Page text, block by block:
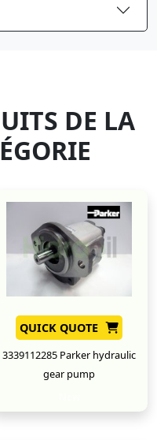
DE LA
QUICK QUOTE
3339112285 Parker hydraulic
gear pump